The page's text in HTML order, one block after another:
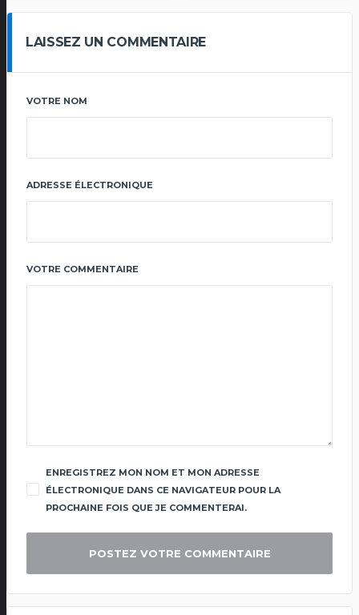
LAISSEZ UN COMMENTAIRE
VOTRE NOM
ADRESSE ÉLECTRONIQUE
VOTRE COMMENTAIRE
ENREGISTREZ MON NOM ET MON ADRESSE
ÉLECTRONIQUE DANS CE NAVIGATEUR POUR LA
PROCHAINE FOIS QUE JE COMMENTERAI.